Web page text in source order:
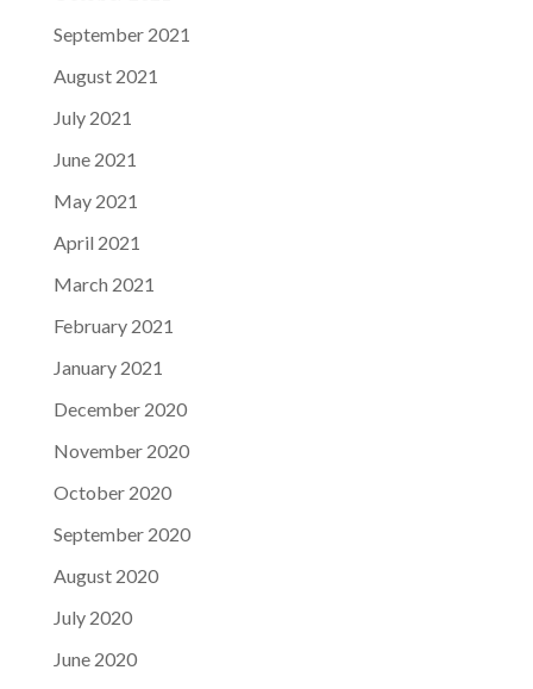
September 2021
August 2021
July 2021
June 2021
May 2021
April 2021
March 2021
February 2021
January 2021
December 2020
November 2020
October 2020
September 2020
August 2020
July 2020
June 2020